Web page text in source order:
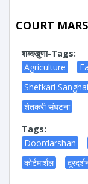
COURT
शब्दखुणा-Tags:
Agriculture
Shetkari
शेतकरी संघटना
Tags:
Doordarshan
कोर्टमार्शल